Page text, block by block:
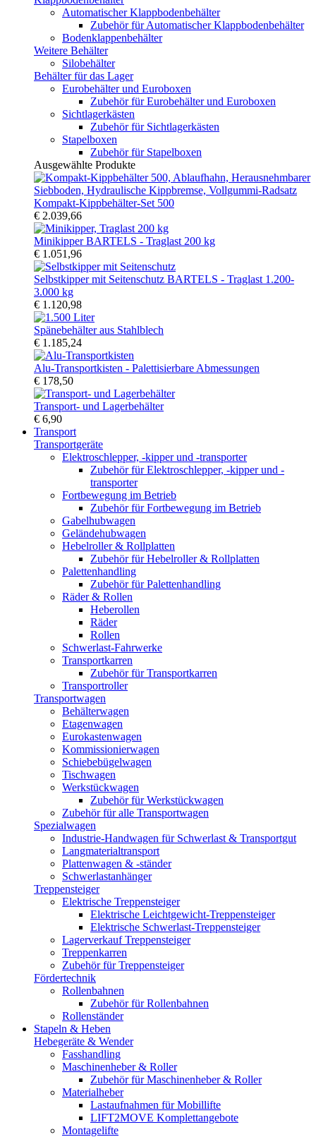
Automatischer Klappbodenbehälter
Zubehör für Automatischer Klappbodenbehälter
Bodenklappenbehälter
Weitere Behälter
Silobehälter
Behälter für das Lager
Eurobehälter und Euroboxen
Zubehör für Eurobehälter und Euroboxen
Sichtlagerkästen
Zubehör für Sichtlagerkästen
Stapelboxen
Zubehör für Stapelboxen
Ausgewählte Produkte
Kompakt-Kippbehälter-Set 500
€ 2.039,66
Minikipper BARTELS - Traglast 200 kg
€ 1.051,96
Selbstkipper mit Seitenschutz BARTELS - Traglast 1.200-
3.000 kg
€ 1.120,98
Spänebehälter aus Stahlblech
€ 1.185,24
Alu-Transportkisten - Palettisierbare Abmessungen
€ 178,50
Transport- und Lagerbehälter
€ 6,90
Transport
Transportgeräte
Elektroschlepper, -kipper und -transporter
Zubehör für Elektroschlepper, -kipper und -
transporter
Fortbewegung im Betrieb
Zubehör für Fortbewegung im Betrieb
Gabelhubwagen
Geländehubwagen
Hebelroller & Rollplatten
Zubehör für Hebelroller & Rollplatten
Palettenhandling
Zubehör für Palettenhandling
Räder & Rollen
Heberollen
Räder
Rollen
Schwerlast-Fahrwerke
Transportkarren
Zubehör für Transportkarren
Transportroller
Transportwagen
Behälterwagen
Etagenwagen
Eurokastenwagen
Kommissionierwagen
Schiebebügelwagen
Tischwagen
Werkstückwagen
Zubehör für Werkstückwagen
Zubehör für alle Transportwagen
Spezialwagen
Industrie-Handwagen für Schwerlast & Transportgut
Langmaterialtransport
Plattenwagen & -ständer
Schwerlastanhänger
Treppensteiger
Elektrische Treppensteiger
Elektrische Leichtgewicht-Treppensteiger
Elektrische Schwerlast-Treppensteiger
Lagerverkauf Treppensteiger
Treppenkarren
Zubehör für Treppensteiger
Fördertechnik
Rollenbahnen
Zubehör für Rollenbahnen
Rollenständer
Stapeln & Heben
Hebegeräte & Wender
Fasshandling
Maschinenheber & Roller
Zubehör für Maschinenheber & Roller
Materialheber
Lastaufnahmen für Mobillifte
LIFT2MOVE Komplettangebote
Montagelifte